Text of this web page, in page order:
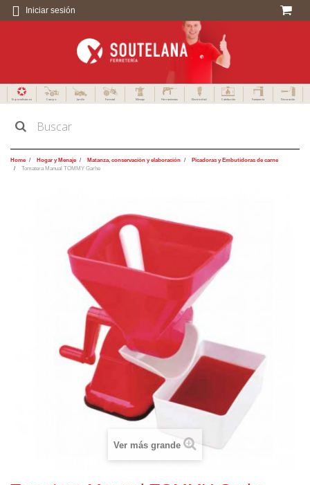
Iniciar sesión
Especialistas en Campo Jardín Forestal Menaje Herramientas Electricidad Calefacción Fontanería Decoración
Home Hogar y Menaje Matanza, conservación y elaboración
Picadoras y Embutidoras de carne
Tomatera Manual TOMMY Garhe
Ver más grande